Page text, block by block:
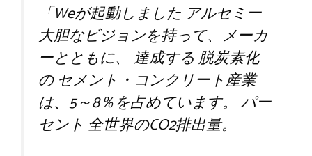
「Weが起動しました アルセミー
大胆なビジョンを持って、メーカ
ーとともに、 達成する脱炭素化
のセメント・コンクリート産業
は、5～8％を占めています。 パー
セント 全世界のCO2排出量。